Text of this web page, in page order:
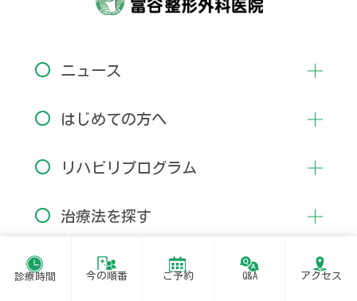
診療時間 今の順番 ご予約 Q&A アクセス
〇 ニュース
〇 はじめての方へ
〇 リハビリプログラム
〇 治療法を探す
〇 よくある質問・お問い合わせ